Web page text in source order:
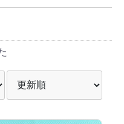
検索結果
並び順を選択